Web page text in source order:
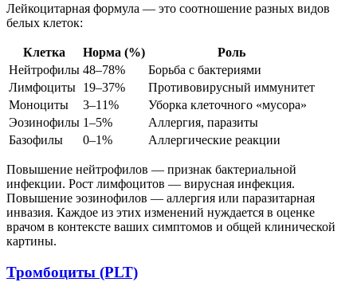
Лейкоцитарная формула — это соотношение разных видов
белых клеток:
Клетка Норма (%)
Роль
Нейтрофилы 48–78%
Борьба с бактериями
Лимфоциты 19–37%
Противовирусный иммунитет
Моноциты
3–11%
Уборка клеточного «мусора»
Эозинофилы 1–5%
Аллергия, паразиты
Базофилы
0–1% Аллергические реакции
Повышение нейтрофилов — признак бактериальной
инфекции. Рост лимфоцитов — вирусная инфекция.
Повышение эозинофилов — аллергия или паразитарная
инвазия. Каждое из этих изменений нуждается в оценке
врачом в контексте ваших симптомов и общей клинической
картины.
Тромбоциты (PLT)